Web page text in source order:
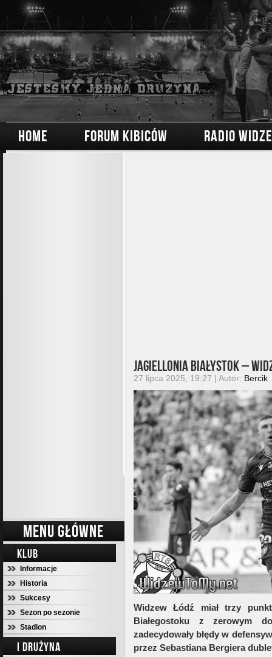
HOME FORUM KIBICÓW RADIO
MENU GŁÓWNE
KLUB
Informacje
Historia
Sukcesy
Sezon po sezonie
Stadion
I DRUŻYNA
Jagiellonia Białystok –
27 lipca 2025, 19:27 | Autor: Bercik
Widzew Łódź miał trzy
Białegostoku z zerowym
zadecydowały błędy w
przez Sebastiana Bergiera